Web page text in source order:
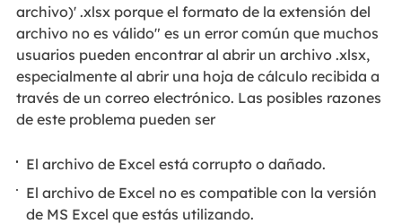
archivo)' .xlsx porque el formato de la extensión del
archivo no es válido" es un error común que muchos
usuarios pueden encontrar al abrir un archivo .xlsx,
especialmente al abrir una hoja de cálculo recibida a
través de un correo electrónico. Las posibles razones
de este problema pueden ser
El archivo de Excel está corrupto o dañado.
El archivo de Excel no es compatible con la versión
de MS Excel que estás utilizando.